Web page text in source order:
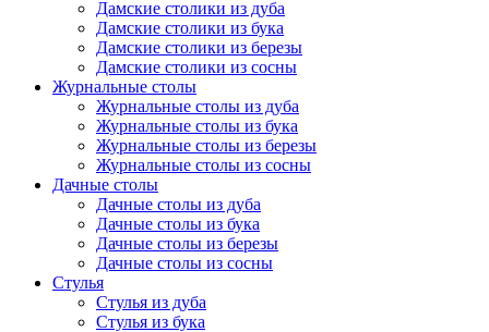
Дамские столики из дуба
Дамские столики из бука
Дамские столики из березы
Дамские столики из сосны
Журнальные столы
Журнальные столы из дуба
Журнальные столы из бука
Журнальные столы из березы
Журнальные столы из сосны
Дачные столы
Дачные столы из дуба
Дачные столы из бука
Дачные столы из березы
Дачные столы из сосны
Стулья
Стулья из дуба
Стулья из бука